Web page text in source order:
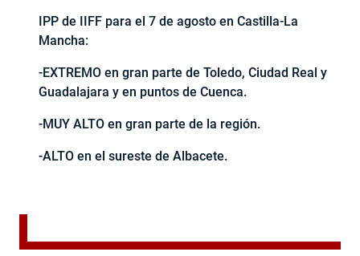
IPP de IIFF para el 7 de agosto en Castilla-La
Mancha:
-EXTREMO en gran parte de Toledo, Ciudad Real y
Guadalajara y en puntos de Cuenca.
-MUY ALTO en gran parte de la región.
-ALTO en el sureste de Albacete.